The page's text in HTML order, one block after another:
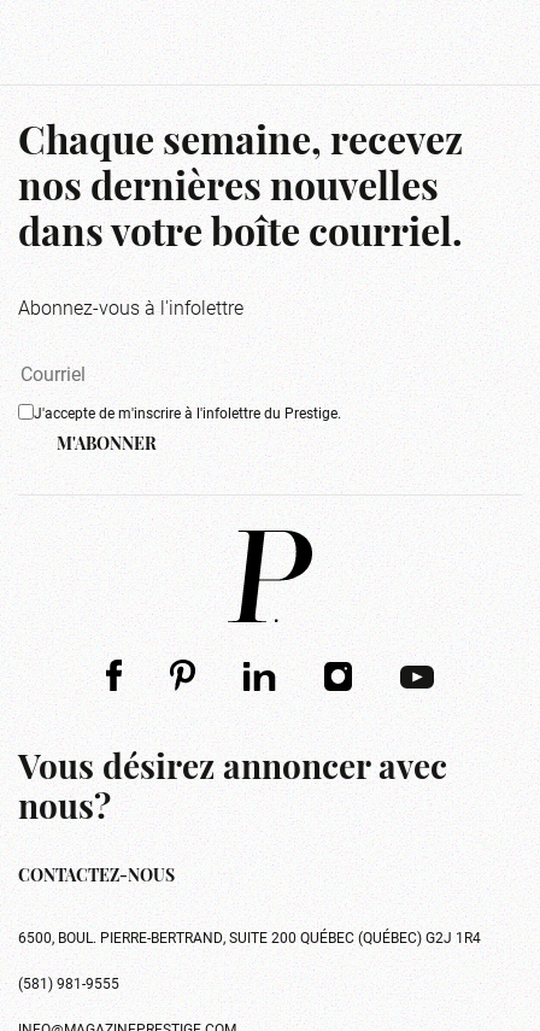
Chaque semaine, recevez
nos dernières nouvelles
dans votre boîte courriel.
Abonnez-vous à l'infolettre
J'accepte de m'inscrire à l'infolettre du Prestige.
M'ABONNER
Vous désirez annoncer avec
nous?
CONTACTEZ-NOUS
6500, BOUL. PIERRE-BERTRAND, SUITE 200 QUÉBEC (QUÉBEC) G2J 1R4
(581) 981-9555